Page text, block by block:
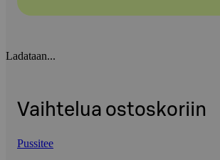
Ladataan...
Vaihtelua ostoskoriin
Pussitee